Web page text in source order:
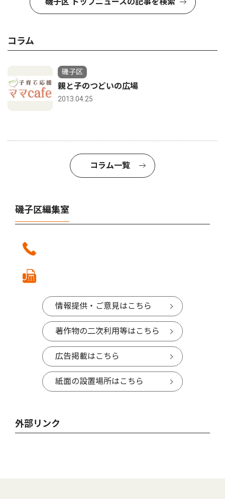
コラム
磯子区
親と子のつどいの広場
2013.04.25
コラム一覧
磯子区編集室
情報提供・ご意見はこちら
著作物の二次利用等はこちら
広告掲載はこちら
紙面の設置場所はこちら
外部リンク